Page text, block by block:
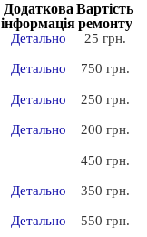
Додаткова
інформація
Детально
Детально
Детально
Детально
Детально
Детально
Вартість
ремонту
25 грн.
750 грн.
250 грн.
200 грн.
450 грн.
350 грн.
550 грн.